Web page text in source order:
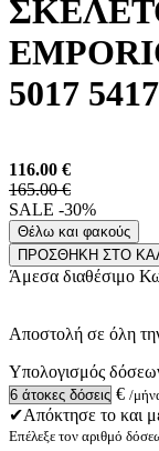
5017 5417
116.00 €
165.00 €
SALE -30%
Θέλω και φακούς
ΠΡΟΣΘΗΚΗ ΣΤΟ
Άμεσα διαθέσιμο
Αποστολή σε όλη
Υπολογισμός
€ /
✔Απόκτησε το και
Επέλεξε τον αριθμό